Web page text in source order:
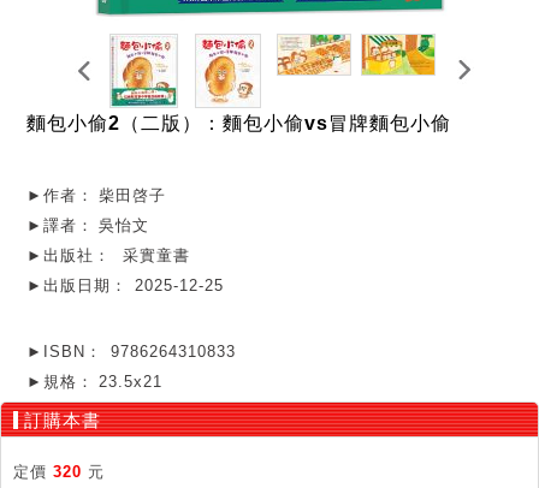
麵包小偷2（二版）：麵包小偷vs冒牌麵包小偷
►作者：
柴田啓子
►譯者：
吳怡文
►出版社：
采實童書
►出版日期：
2025-12-25
►ISBN：
9786264310833
►規格：
23.5x21
訂購本書
定價 320 元